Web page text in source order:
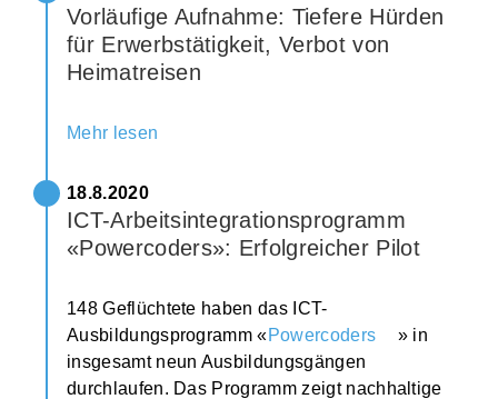
Vorläufige Aufnahme: Tiefere Hürden
für Erwerbstätigkeit, Verbot von
Heimatreisen
Mehr lesen
18.8.2020
ICT-Arbeitsintegrationsprogramm
«Powercoders»: Erfolgreicher Pilot
148 Geflüchtete haben das ICT-
Ausbildungsprogramm «Powercoders
» in
insgesamt neun Ausbildungsgängen
durchlaufen. Das Programm zeigt nachhaltige